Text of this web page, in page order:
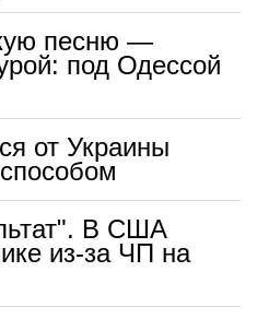
песню —
под Одессой
от Украины
В США
из-за ЧП на